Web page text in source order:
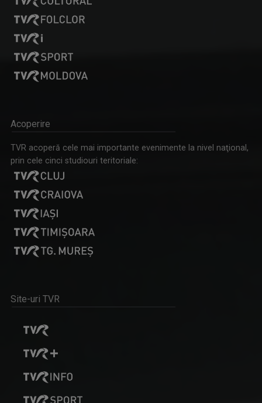
Acoperire
TVR acoperă cele mai importante evenimente la nivel naţional,
prin cele cinci studiouri teritoriale:
Site-uri TVR